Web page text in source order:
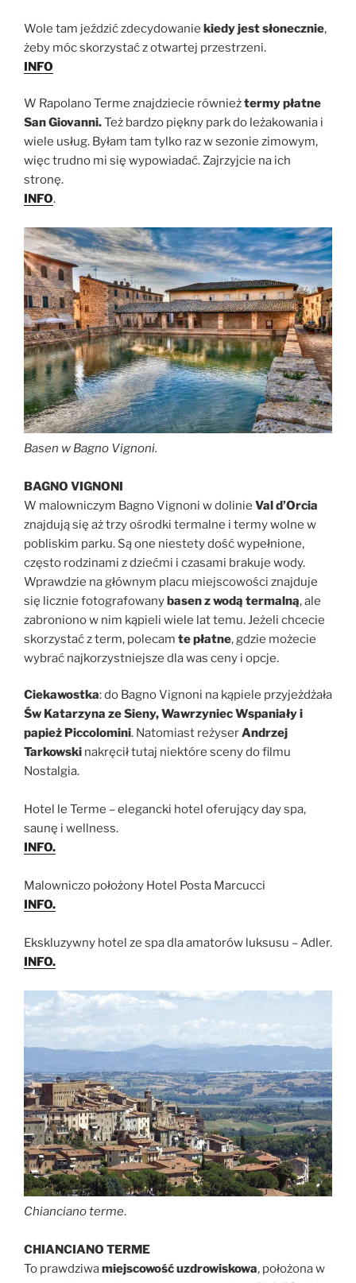
Wole tam jeździć zdecydowanie kiedy jest słonecznie,
żeby móc skorzystać z otwartej przestrzeni.
INFO
W Rapolano Terme znajdziecie równieżtermy płatne
San Giovanni.Też bardzo piękny park do leżakowania i
wiele usług. Byłam tam tylko raz w sezonie zimowym,
więc trudno mi się wypowiadać. Zajrzyjcie na ich
stronę.
INFO.
Basen w Bagno Vignoni.
BAGNO VIGNONI
W malowniczym Bagno Vignoni w dolinie Val d’Orcia
znajdują się aż trzy ośrodki termalne i termy wolne w
pobliskim parku. Są one niestety dość wypełnione,
często rodzinami z dziećmi i czasami brakuje wody.
Wprawdzie na głównym placu miejscowości znajduje
się licznie fotografowanybasen z wodą termalną, ale
zabroniono w nim kąpieli wiele lat temu. Jeżeli chcecie
skorzystać z term, polecam te płatne, gdzie możecie
wybrać najkorzystniejsze dla was ceny i opcje.
Ciekawostka: do Bagno Vignoni na kąpiele przyjeżdżała
Św Katarzyna ze Sieny, Wawrzyniec Wspaniały i
papież Piccolomini. Natomiast reżyserAndrzej
Tarkowski nakręcił tutaj niektóre sceny do filmu
Nostalgia.
Hotel le Terme – elegancki hotel oferujący day spa,
saunę i wellness.
INFO.
Malowniczo położony Hotel Posta Marcucci
INFO.
Ekskluzywny hotel ze spa dla amatorów luksusu – Adler.
INFO.
Chianciano terme.
CHIANCIANO TERME
To prawdziwamiejscowość uzdrowiskowa, położona w